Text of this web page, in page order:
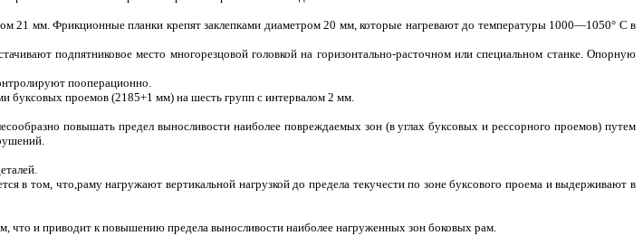
21 мм. Фрикционные планки крепят заклепками диаметром 20 мм, которые нагревают до температуры 1000—1050° С в
подпятниковое место многорезцовой головкой на горизонтально-расточном или специальном станке. Опорную
пооперационно.
проемов (2185+1 мм) на шесть групп с интервалом 2 мм.
повышать предел выносливости наиболее повреждаемых зон (в углах буксовых и рессорного проемов) путем
в том, что,раму нагружают вертикальной нагрузкой до предела текучести по зоне буксового проема и выдерживают в
что и приводит к повышению предела выносливости наиболее нагруженных зон боковых рам.